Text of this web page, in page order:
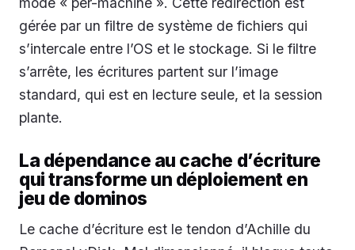
gérée par un filtre de système de fichiers qui
s’intercale entre l’OS et le stockage. Si le filtre
s’arrête, les écritures partent sur l’image
standard, qui est en lecture seule, et la session
plante.
La dépendance au cache d’écriture
qui transforme un déploiement en
jeu de dominos
Le cache d’écriture est le tendon d’Achille du